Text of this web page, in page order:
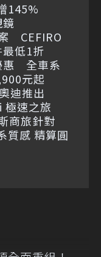
145%
CEFIRO
低1折
惠 全車系
元起
迪推出
極速之旅
商旅針對
質感 精算圓